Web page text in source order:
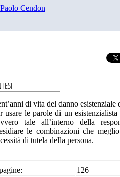
Paolo Cendon
di vita del danno
usare le parole di un
tale all’interno della
le combinazioni che
di tutela della persona.
126